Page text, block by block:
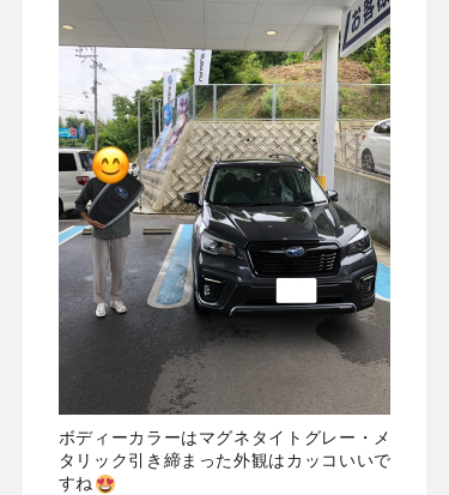
ボディーカラーはマグネタイトグレー・メ
タリック引き締まった外観はカッコいいで
すね